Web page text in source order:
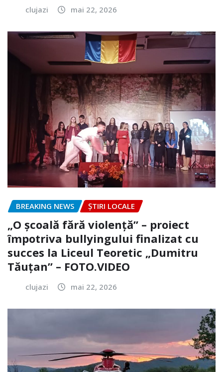
clujazi mai 22, 2026
BREAKING NEWS ȘTIRI LOCALE
„O școală fără violență” – proiect
împotriva bullyingului finalizat cu
succes la Liceul Teoretic „Dumitru
Tăuțan” – FOTO.VIDEO
clujazi mai 22, 2026